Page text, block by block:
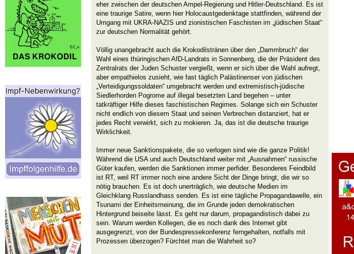
eher zwischen der deutschen Ampel-Regierung und Hitler-Deutschland. Es ist
eine traurige Satire, wenn hier Holocaustgedenktage stattfinden, während der
Umgang mit UKRA-NAZIS und zionistischen Faschisten im „jüdischen Staat“
zur deutschen Normalität gehört.
Völlig unangebracht auch die Krokodilstränen über den „Dammbruch“ der
Wahl eines thüringischen AfD-Landrats in Sonnenberg, die der Präsident des
Zentralrats der Juden Schuster vergießt, wenn er sich über die Wahl aufregt,
aber empathielos zusieht, wie fast täglich Palästinenser von jüdischen
„Verteidigungssoldaten“ umgebracht werden und extremistisch-jüdische
Siedlerhorden Pogrome auf illegal besetzten Land begehen – unter
tatkräftiger Hilfe dieses faschistischen Regimes. Solange sich ein Schuster
nicht endlich von diesem Staat und seinen Verbrechen distanziert, hat er
jedes Recht verwirkt, sich zu mokieren. Ja, das ist die deutsche traurige
Wirklichkeit.
Immer neue Sanktionspakete, die so verlogen sind wie die ganze Politik!
Während die USA und auch Deutschland weiter mit „Ausnahmen“ russische
Güter kaufen, werden die Sanktionen immer perfider. Besonderes Feindbild
ist RT, weil RT immer noch eine andere Sicht der Dinge bringt, die wir so
nötig brauchen. Es ist doch unerträglich, wie deutsche Medien im
Gleichklang Russlandhass senden. Es ist eine tägliche Propagandawelle, ein
Tsunami der Einheitsmeinung, die im Grunde jeden demokratischen
Hintergrund beiseite lässt. Es geht nur darum, propagandistisch dabei zu
sein. Warum werden Kollegen, die es noch dank des Internet gibt
ausgegrenzt, von der Bundespressekonferenz ferngehalten, notfalls mit
Prozessen überzogen? Fürchtet man die Wahrheit so?